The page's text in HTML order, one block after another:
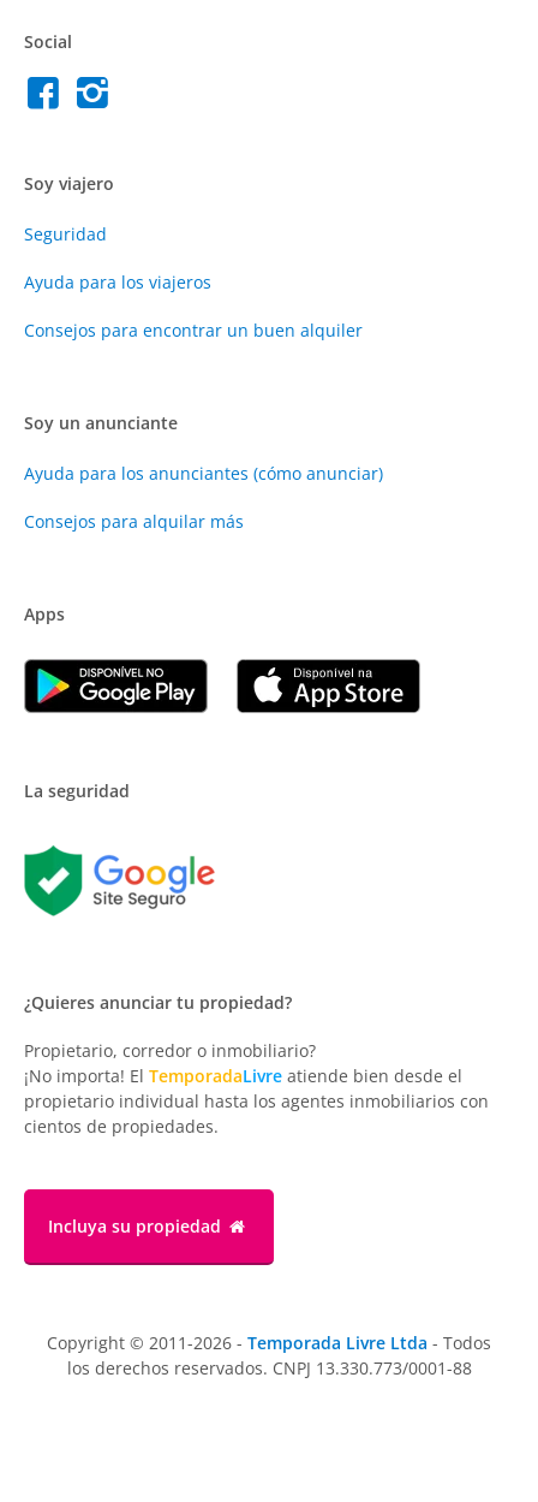
Social
Soy viajero
Seguridad
Ayuda para los viajeros
Consejos para encontrar un buen alquiler
Soy un anunciante
Ayuda para los anunciantes (cómo anunciar)
Consejos para alquilar más
Apps
La seguridad
¿Quieres anunciar tu propiedad?
Propietario, corredor o inmobiliario?
¡No importa! El TemporadaLivre atiende bien desde el
propietario individual hasta los agentes inmobiliarios con
cientos de propiedades.
Incluya su propiedad
Copyright © 2011-2026 - Temporada Livre Ltda - Todos
los derechos reservados. CNPJ 13.330.773/0001-88